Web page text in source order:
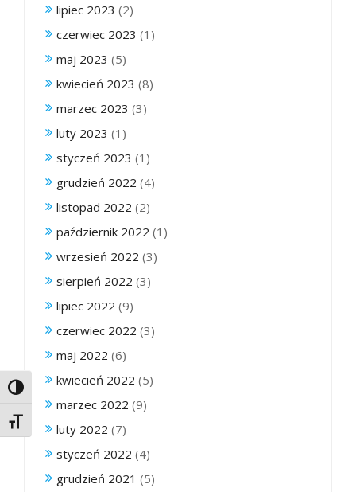
Toggle High Contrast
Toggle Font size
lipiec 2023 (2)
czerwiec 2023 (1)
maj 2023 (5)
kwiecień 2023 (8)
marzec 2023 (3)
luty 2023 (1)
styczeń 2023 (1)
grudzień 2022 (4)
listopad 2022 (2)
październik 2022 (1)
wrzesień 2022 (3)
sierpień 2022 (3)
lipiec 2022 (9)
czerwiec 2022 (3)
maj 2022 (6)
kwiecień 2022 (5)
marzec 2022 (9)
luty 2022 (7)
styczeń 2022 (4)
grudzień 2021 (5)